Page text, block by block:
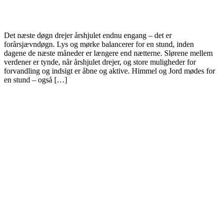
Det næste døgn drejer årshjulet endnu engang – det er
forårsjævndøgn. Lys og mørke balancerer for en stund, inden
dagene de næste måneder er længere end nætterne. Slørene mellem
verdener er tynde, når årshjulet drejer, og store muligheder for
forvandling og indsigt er åbne og aktive. Himmel og Jord mødes for
en stund – også […]